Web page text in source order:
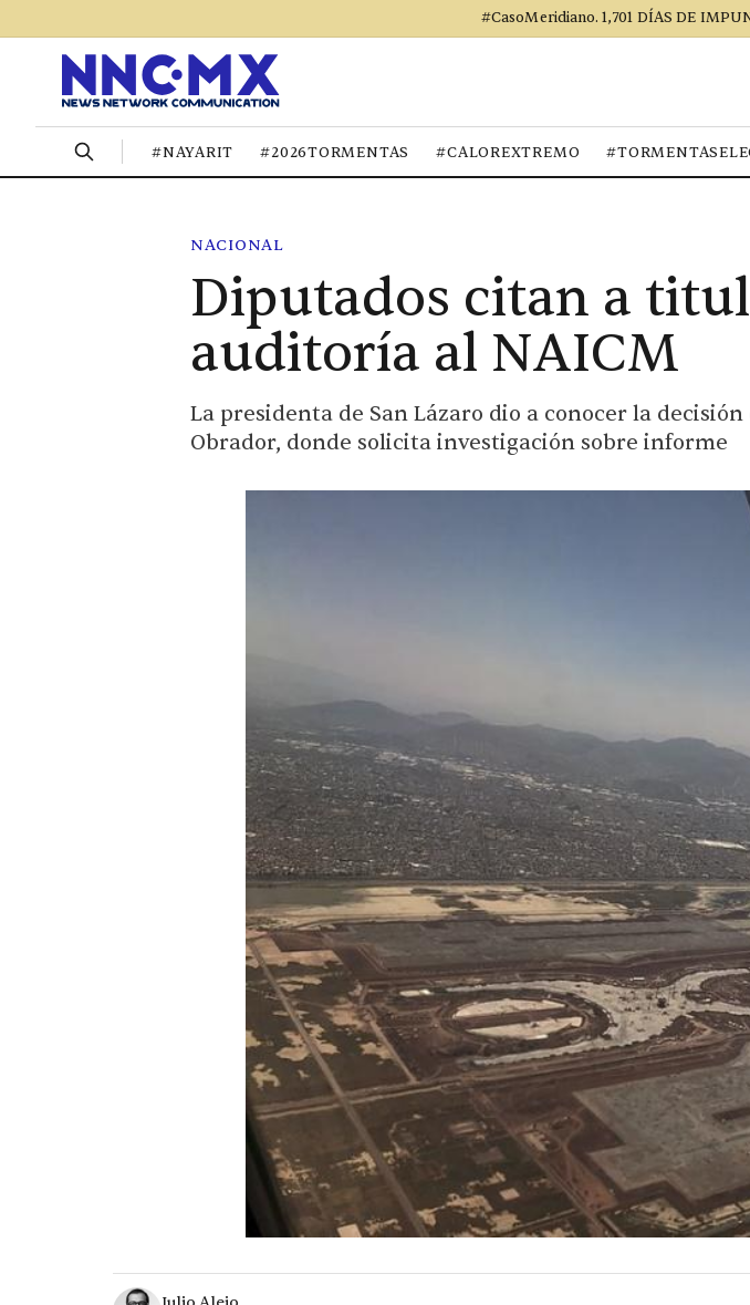
#CasoMeridiano. 1,701 DÍAS DE
#NAYARIT #2026TORMENTAS #CALOREXTREMO
NACIONAL
Diputados citan a
auditoría al NAICM
La presidenta de San Lázaro dio a conocer la
Obrador, donde solicita investigación sobre informe